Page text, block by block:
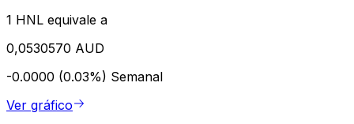
1 HNL equivale a
0,0530570 AUD
-0.0000 (0.03%) Semanal
Ver gráfico